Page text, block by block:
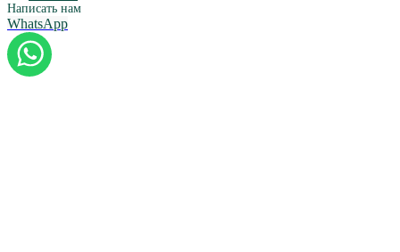
Написать нам
WhatsApp